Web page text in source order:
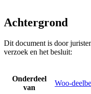
Achtergrond
Dit document is door
verzoek en het besluit:
Onderdeel
van
Woo-